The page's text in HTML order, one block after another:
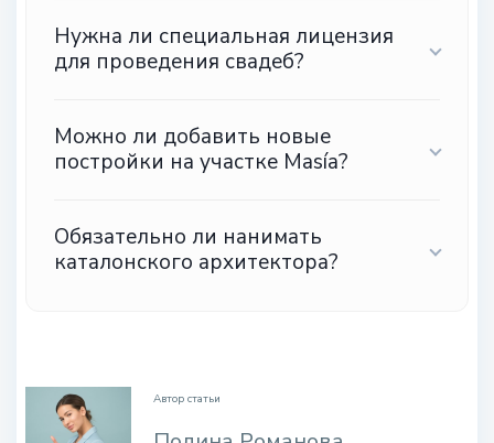
Нужна ли специальная лицензия
для проведения свадеб?
Можно ли добавить новые
постройки на участке Masía?
Обязательно ли нанимать
каталонского архитектора?
Автор статьи